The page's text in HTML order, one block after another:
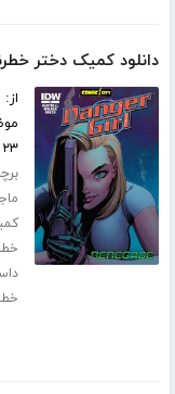
دانلود کمیک دختر
از:
۲۳ صفحه